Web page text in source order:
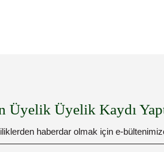
Üyelik Üyelik Kaydı
haberdar olmak için e-